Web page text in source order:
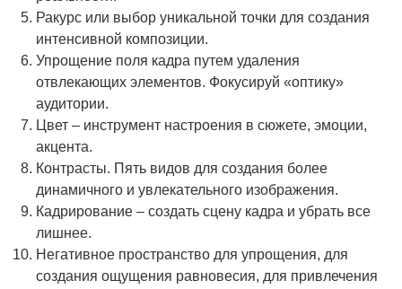
Ракурс или выбор уникальной точки для создания
интенсивной композиции.
Упрощение поля кадра путем удаления
отвлекающих элементов. Фокусируй «оптику»
аудитории.
Цвет – инструмент настроения в сюжете, эмоции,
акцента.
Контрасты. Пять видов для создания более
динамичного и увлекательного изображения.
Кадрирование – создать сцену кадра и убрать все
лишнее.
Негативное пространство для упрощения, для
создания ощущения равновесия, для привлечения